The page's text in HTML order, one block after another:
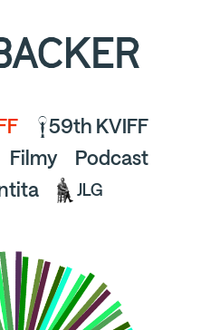
do čtení.
59th KVIFF
Filmy
Podcast
JLG